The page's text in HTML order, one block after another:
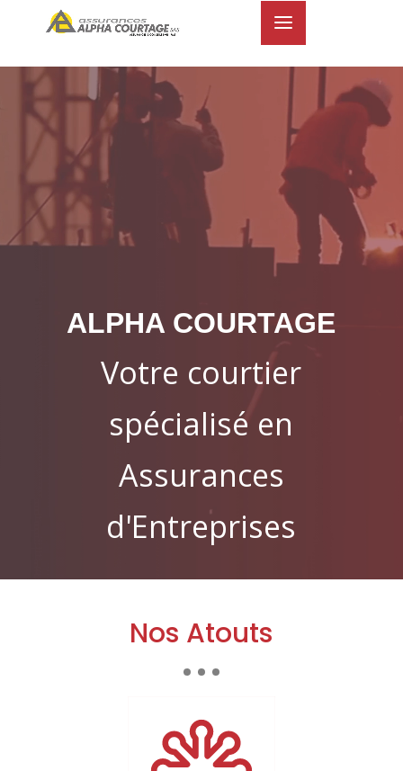
.hidden { display: none; }
Lecteur
ALPHA COURTAGE
Votre courtier
spécialisé en
Assurances
d'Entreprises
Nos Atouts